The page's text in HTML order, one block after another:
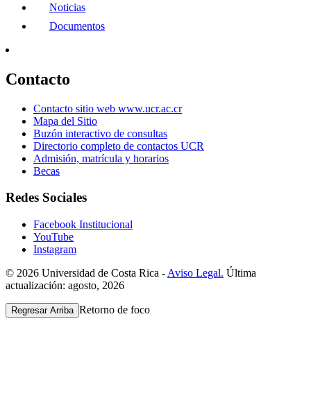
Noticias
Documentos
Contacto
Contacto sitio web www.ucr.ac.cr
Mapa del Sitio
Buzón interactivo de consultas
Directorio completo de contactos UCR
Admisión, matrícula y horarios
Becas
Redes Sociales
Facebook Institucional
YouTube
Instagram
© 2026 Universidad de Costa Rica - Aviso Legal. Última
actualización: agosto, 2026
Regresar Arriba Retorno de foco